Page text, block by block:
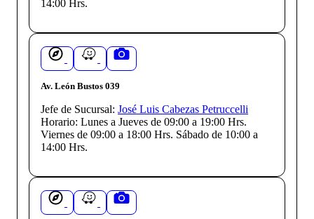
14:00 Hrs.
Av. León Bustos 039
Jefe de Sucursal: José Luis Cabezas Petruccelli
Horario: Lunes a Jueves de 09:00 a 19:00 Hrs.
Viernes de 09:00 a 18:00 Hrs. Sábado de 10:00 a
14:00 Hrs.